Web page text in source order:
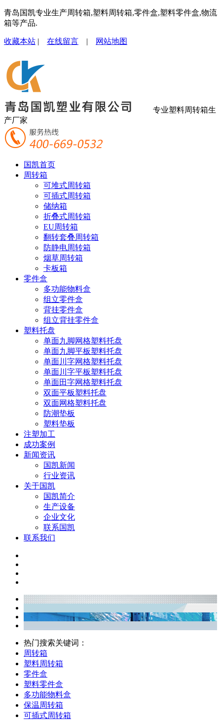
青岛国凯专业生产周转箱,塑料周转箱,零件盒,塑料零件盒,物流
箱等产品.
收藏本站 | 在线留言 | 网站地图
专业塑料周转箱生
产厂家
国凯首页
周转箱
可堆式周转箱
可插式周转箱
储纳箱
折叠式周转箱
EU周转箱
翻转套叠周转箱
防静电周转箱
烟草周转箱
卡板箱
零件盒
多功能物料盒
组立零件盒
背挂零件盒
组立背挂零件盒
塑料托盘
单面九脚网格塑料托盘
单面九脚平板塑料托盘
单面川字网格塑料托盘
单面川字平板塑料托盘
单面田字网格塑料托盘
双面平板塑料托盘
双面网格塑料托盘
防潮垫板
塑料垫板
注塑加工
成功案例
新闻资讯
国凯新闻
行业资讯
关于国凯
国凯简介
生产设备
企业文化
联系国凯
联系我们
热门搜索关键词：
周转箱
塑料周转箱
零件盒
塑料零件盒
多功能物料盒
保温周转箱
可插式周转箱